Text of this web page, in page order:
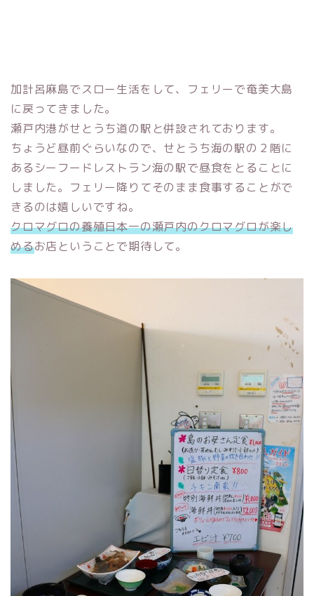
加計呂麻島でスロー生活をして、フェリーで奄美大島
に戻ってきました。
瀬戸内港がせとうち道の駅と併設されております。
ちょうど昼前ぐらいなので、せとうち海の駅の２階に
あるシーフードレストラン海の駅で昼食をとることに
しました。フェリー降りてそのまま食事することがで
きるのは嬉しいですね。
クロマグロの養殖日本一の瀬戸内のクロマグロが楽し
めるお店ということで期待して。